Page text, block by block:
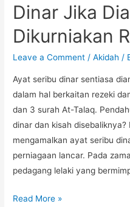
Dinar Jika
Dikurniakan
Leave a Comment /Akidah /
Ayat seribu dinar sentiasa
dalam hal berkaitan rezeki
dan 3 surah At-Talaq.
dinar dan kisah disebaliknya?
mengamalkan ayat seribu
perniagaan lancar. Pada
pedagang lelaki yang
Read More »